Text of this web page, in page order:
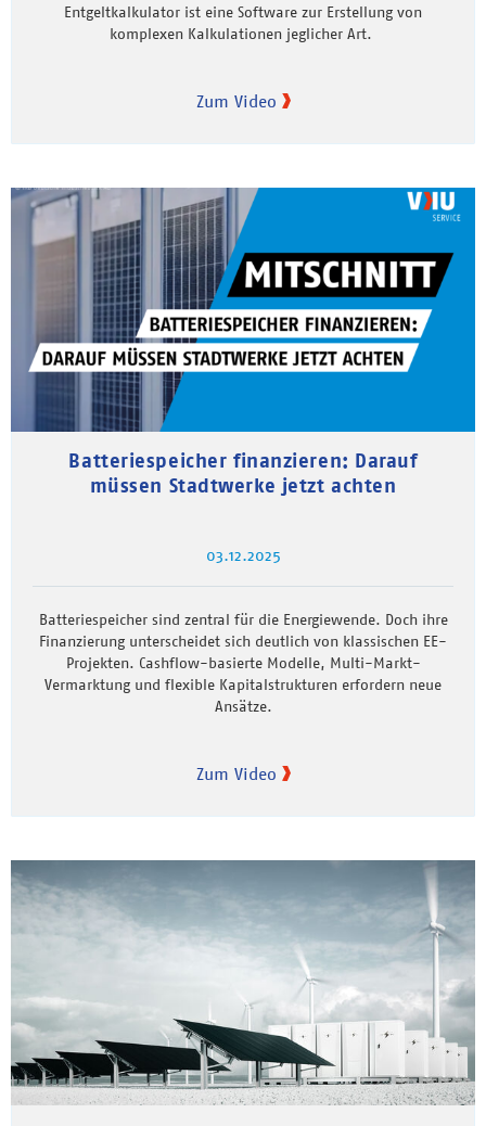
Entgeltkalkulator ist eine Software zur Erstellung von
komplexen Kalkulationen jeglicher Art.
Zum Video
Batteriespeicher finanzieren: Darauf
müssen Stadtwerke jetzt achten
03.12.2025
Batteriespeicher sind zentral für die Energiewende. Doch ihre
Finanzierung unterscheidet sich deutlich von klassischen EE-
Projekten. Cashflow-basierte Modelle, Multi-Markt-
Vermarktung und flexible Kapitalstrukturen erfordern neue
Ansätze.
Zum Video